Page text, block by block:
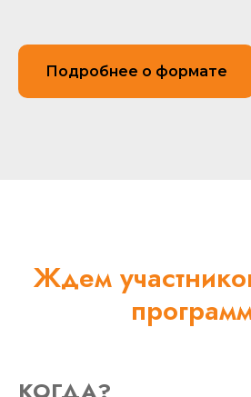
Подробнее о формате
Ждем